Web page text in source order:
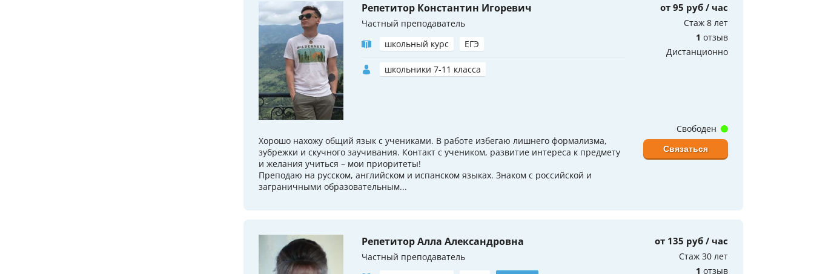
Репетитор Константин Игоревич
Частный преподаватель
школьный курс
ЕГЭ
школьники 7-11 класса
от 95 руб / час
Стаж 8 лет
1 отзыв
Дистанционно
Хорошо нахожу общий язык с учениками. В работе избегаю лишнего формализма,
зубрежки и скучного заучивания. Контакт с учеником, развитие интереса к предмету
и желания учиться – мои приоритеты!
Преподаю на русском, английском и испанском языках. Знаком с российской и
заграничными образовательным...
Свободен
Связаться
Репетитор Алла Александровна
Частный преподаватель
от 135 руб / час
Стаж 30 лет
1 отзыв